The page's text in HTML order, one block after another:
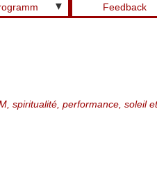
▼
Feedback
spiritualité, performance, soleil